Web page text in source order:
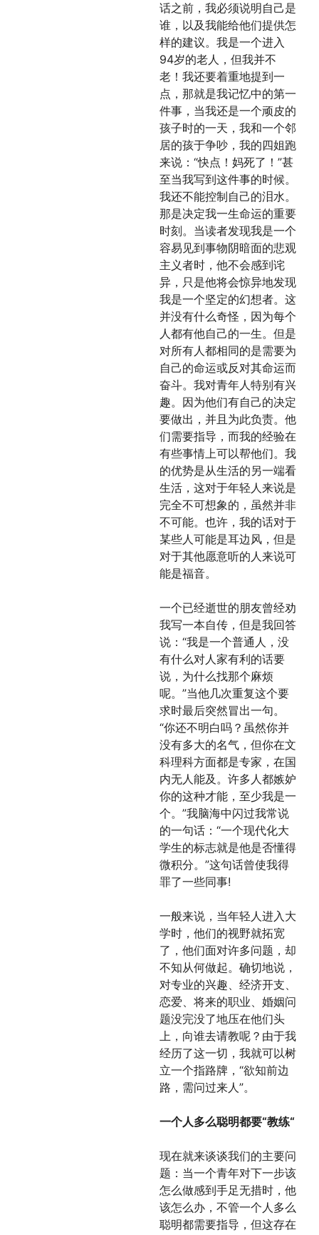
话之前，我必须说明自己是
谁，以及我能给他们提供怎
样的建议。我是一个进入
94岁的老人，但我并不
老！我还要着重地提到一
点，那就是我记忆中的第一
件事，当我还是一个顽皮的
孩子时的一天，我和一个邻
居的孩于争吵，我的四姐跑
来说：“快点！妈死了！”甚
至当我写到这件事的时候。
我还不能控制自己的泪水。
那是决定我一生命运的重要
时刻。当读者发现我是一个
容易见到事物阴暗面的悲观
主义者时，他不会感到诧
异，只是他将会惊异地发现
我是一个坚定的幻想者。这
并没有什么奇怪，因为每个
人都有他自己的一生。但是
对所有人都相同的是需要为
自己的命运或反对其命运而
奋斗。我对青年人特别有兴
趣。因为他们有自己的决定
要做出，并且为此负责。他
们需要指导，而我的经验在
有些事情上可以帮他们。我
的优势是从生活的另一端看
生活，这对于年轻人来说是
完全不可想象的，虽然并非
不可能。也许，我的话对于
某些人可能是耳边风，但是
对于其他愿意听的人来说可
能是福音。
一个已经逝世的朋友曾经劝
我写一本自传，但是我回答
说：“我是一个普通人，没
有什么对人家有利的话要
说，为什么找那个麻烦
呢。”当他几次重复这个要
求时最后突然冒出一句。
“你还不明白吗？虽然你并
没有多大的名气，但你在文
科理科方面都是专家，在国
内无人能及。许多人都嫉妒
你的这种才能，至少我是一
个。”我脑海中闪过我常说
的一句话：“一个现代化大
学生的标志就是他是否懂得
微积分。”这句话曾使我得
罪了一些同事!
一般来说，当年轻人进入大
学时，他们的视野就拓宽
了，他们面对许多问题，却
不知从何做起。确切地说，
对专业的兴趣、经济开支、
恋爱、将来的职业、婚姻问
题没完没了地压在他们头
上，向谁去请教呢？由于我
经历了这一切，我就可以树
立一个指路牌，“欲知前边
路，需问过来人”。
一个人多么聪明都要“教练“
现在就来谈谈我们的主要问
题：当一个青年对下一步该
怎么做感到手足无措时，他
该怎么办，不管一个人多么
聪明都需要指导，但这存在